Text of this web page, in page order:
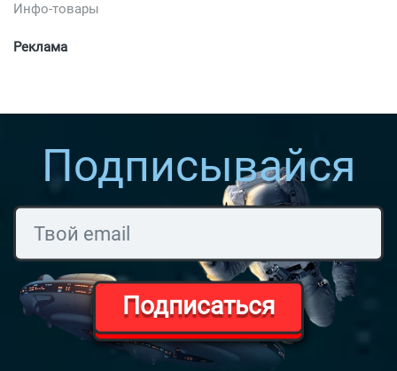
Инфо-товары
Реклама
Подписывайся
Подписаться